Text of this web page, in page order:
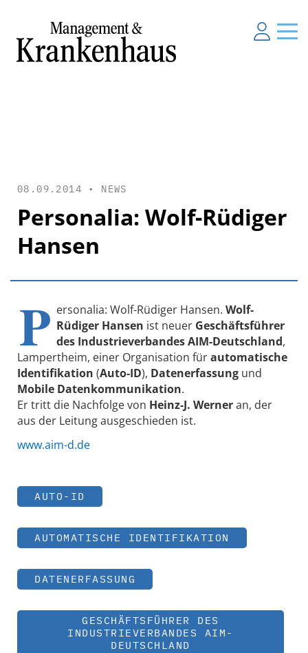
08.09.2014 • NEWS
Personalia: Wolf-Rüdiger
Hansen
P ersonalia: Wolf-Rüdiger Hansen. Wolf-
Rüdiger Hansen ist neuer Geschäftsführer
des Industrieverbandes AIM-Deutschland,
Lampertheim, einer Organisation fürautomatische
Identifikation (Auto-ID), Datenerfassung und
Mobile Datenkommunikation.
Er tritt die Nachfolge von Heinz-J. Werneran, der
aus der Leitung ausgeschieden ist.
www.aim-d.de
AUTO-ID
AUTOMATISCHE IDENTIFIKATION
DATENERFASSUNG
GESCHÄFTSFÜHRER DES
INDUSTRIEVERBANDES AIM-
DEUTSCHLAND